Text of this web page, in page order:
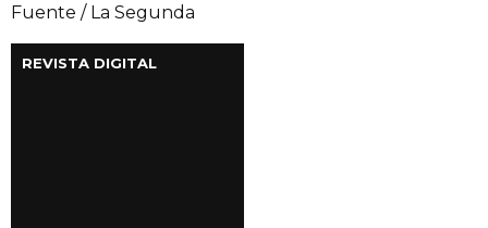
Fuente / La Segunda
REVISTA DIGITAL